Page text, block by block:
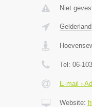
Niet
Gelderland
Tel: 06-
E-mail ›
Website: